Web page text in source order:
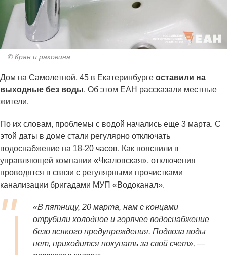
© Кран и раковина
Дом на Самолетной, 45 в Екатеринбурге оставили на
выходные без воды. Об этом ЕАН рассказали местные
жители.
По их словам, проблемы с водой начались еще 3 марта. С
этой даты в доме стали регулярно отключать
водоснабжение на 18-20 часов. Как пояснили в
управляющей компании «Чкаловская», отключения
проводятся в связи с регулярными прочистками
канализации бригадами МУП «Водоканал».
«В пятницу, 20 марта, нам с концами
отрубили холодное и горячее водоснабжение
безо всякого предупреждения. Подвоза воды
нет, приходится покупать за свой счет», —